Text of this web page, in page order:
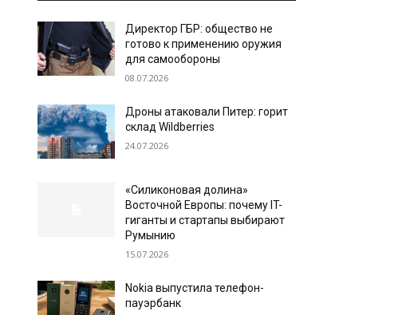
Директор ГБР: общество не
готово к применению оружия
для самообороны
08.07.2026
Дроны атаковали Питер: горит
склад Wildberries
24.07.2026
«Силиконовая долина»
Восточной Европы: почему IT-
гиганты и стартапы выбирают
Румынию
15.07.2026
Nokia выпустила телефон-
пауэрбанк